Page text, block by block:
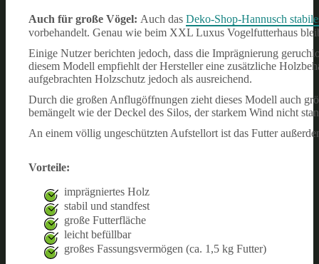
Auch für große Vögel: Auch das Deko-Shop-Hannusch
vorbehandelt. Genau wie beim XXL Luxus Vogelfutterhaus
Einige Nutzer berichten jedoch, dass die Imprägnierung
diesem Modell empfiehlt der Hersteller eine zusätzliche
aufgebrachten Holzschutz jedoch als ausreichend.
Durch die großen Anflugöffnungen zieht dieses Modell auch
bemängelt wie der Deckel des Silos, der starkem Wind nicht
An einem völlig ungeschützten Aufstellort ist das Futter
Vorteile:
imprägniertes Holz
stabil und standfest
große Futterfläche
leicht befüllbar
großes Fassungsvermögen (ca. 1,5 kg Futter)